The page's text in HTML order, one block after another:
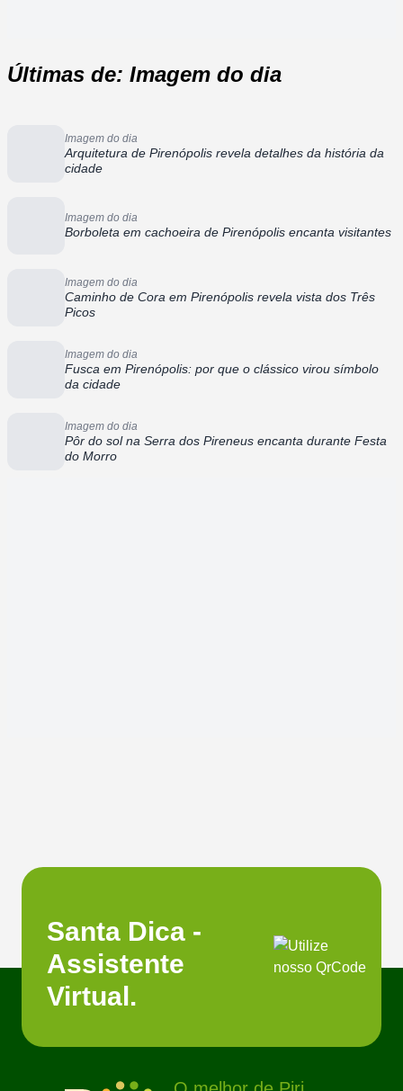
Últimas de: Imagem do dia
Imagem do dia
Arquitetura de Pirenópolis revela detalhes da história da
cidade
Imagem do dia
Borboleta em cachoeira de Pirenópolis encanta visitantes
Imagem do dia
Caminho de Cora em Pirenópolis revela vista dos Três
Picos
Imagem do dia
Fusca em Pirenópolis: por que o clássico virou símbolo
da cidade
Imagem do dia
Pôr do sol na Serra dos Pireneus encanta durante Festa
do Morro
Santa Dica -
Assistente
Virtual.